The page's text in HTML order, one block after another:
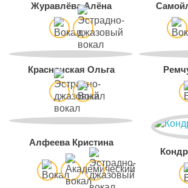
Журавлёва Алёна
Краснянская Ольга
Алфеева Кристина